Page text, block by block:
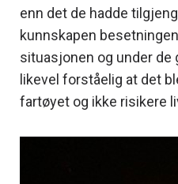
enn det de hadde
kunnskapen
situasjonen og under de
likevel forståelig at det
fartøyet og ikke risikere